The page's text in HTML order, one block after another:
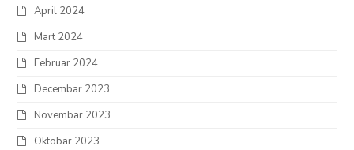
April 2024
Mart 2024
Februar 2024
Decembar 2023
Novembar 2023
Oktobar 2023